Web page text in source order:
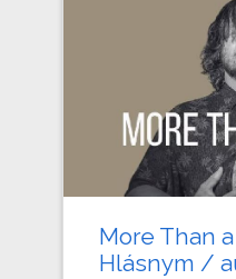
More Than
Hlásnym /